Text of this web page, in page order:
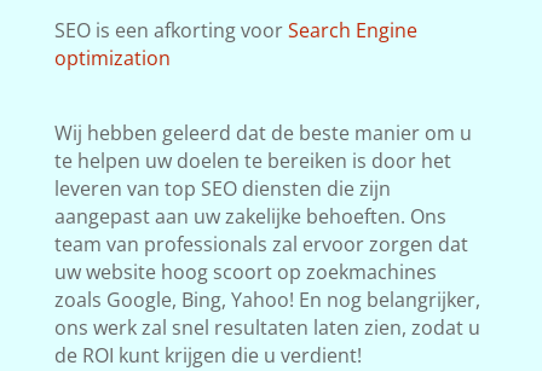
SEO is een afkorting voorSearch Engine
optimization
Wij hebben geleerd dat de beste manier om u
te helpen uw doelen te bereiken is door het
leveren van top SEO diensten die zijn
aangepast aan uw zakelijke behoeften. Ons
team van professionals zal ervoor zorgen dat
uw website hoog scoort op zoekmachines
zoals Google, Bing, Yahoo! En nog belangrijker,
ons werk zal snel resultaten laten zien, zodat u
de ROI kunt krijgen die u verdient!